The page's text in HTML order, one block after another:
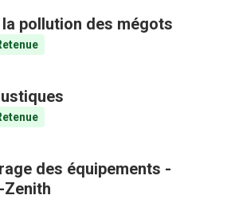
pollution des mégots
des équipements -